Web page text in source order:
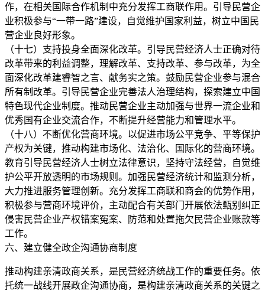
作，在相关国际合作机制中充分发挥工商联作用。引导民营企
业积极参与“一带一路”建设，自觉维护国家利益，树立中国民
营企业良好形象。
（十七）支持投身全面深化改革。引导民营经济人士正确对待
改革带来的利益调整，理解改革、支持改革、参与改革，为全
面深化改革建睿智之言、献务实之策。鼓励民营企业参与混合
所有制改革。引导民营企业完善法人治理结构，探索建立中国
特色现代企业制度。推动民营企业主动加强与世界一流企业和
优秀国有企业交流合作，不断提升经营能力和管理水平。
（十八）不断优化营商环境。以促进市场公平竞争、平等保护
产权为关键，推动构建市场化、法治化、国际化的营商环境。
教育引导民营经济人士树立法律意识，坚持守法经营，自觉维
护公平开放透明的市场规则。加强民营经济统计和监测分析，
大力推进服务管理创新。充分发挥工商联和商会的优势作用，
积极参与营商环境评价，主动配合有关部门开展依法甄别纠正
侵害民营企业产权错案冤案、防范和处置拖欠民营企业账款等
工作。
六、建立健全政企沟通协商制度
推动构建亲清政商关系，是民营经济统战工作的重要任务。依
托统一战线开展政企沟通协商，是构建亲清政商关系的关键之